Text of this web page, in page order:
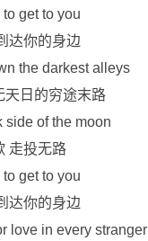
get to you
达你的身边
the darkest alleys
天日的穷途末路
side of the moon
走投无路
get to you
达你的身边
love in every stranger